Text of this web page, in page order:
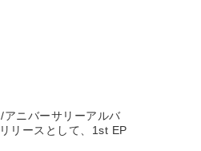
ニバーサリーアルバ
リースとして、1st EP